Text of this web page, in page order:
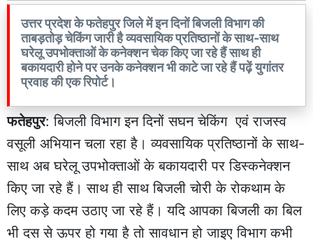
उत्तर प्रदेश के फतेहपुर जिले में इन दिनों बिजली विभाग की
ताबड़तोड़ चेकिंग जारी है व्यवसायिक प्रतिष्ठानों के साथ-साथ
घरेलू उपभोक्ताओं के कनेक्शन चेक किए जा रहे हैं साथ ही
बकायदारी होने पर उनके कनेक्शन भी काटे जा रहे हैं पढ़ें युगांतर
प्रवाह की एक रिपोर्ट।
फतेहपुर: बिजली विभाग इन दिनों सघन चेकिंग एवं राजस्व
वसूली अभियान चला रहा है। व्यवसायिक प्रतिष्ठानों के साथ-
साथ अब घरेलू उपभोक्ताओं के बकायदारी पर डिस्कनेक्शन
किए जा रहे हैं। साथ ही साथ बिजली चोरी के रोकथाम के
लिए कड़े कदम उठाए जा रहे हैं। यदि आपका बिजली का बिल
भी दस से ऊपर हो गया है तो सावधान हो जाइए विभाग कभी